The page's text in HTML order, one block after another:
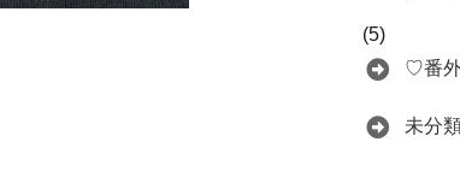
(5)
♡番
未分